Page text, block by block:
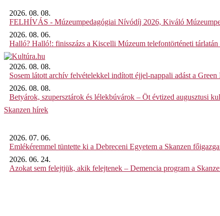
2026. 08. 08.
FELHÍVÁS - Múzeumpedagógiai Nívódíj 2026, Kiváló
2026. 08. 06.
Halló? Halló!: finisszázs a Kiscelli Múzeum telefontörténeti tárlatán
2026. 08. 08.
Sosem látott archív felvételekkel indított éjjel-nappali adást a Green
2026. 08. 08.
Betyárok, szupersztárok és lélekbúvárok – Öt évtized augusztusi
Skanzen hírek
2026. 07. 06.
Emlékéremmel tüntette ki a Debreceni Egyetem a Skanzen
2026. 06. 24.
Azokat sem felejtjük, akik felejtenek – Demencia program a